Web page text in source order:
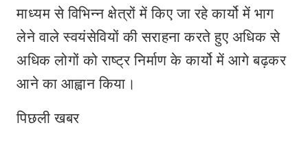
माध्यम से विभिन्न क्षेत्रों में किए जा रहे कार्यो में भाग
लेने वाले स्वयंसेवियों की सराहना करते हुए अधिक से
अधिक लोगों को राष्ट्र निर्माण के कार्यो में आगे बढ़कर
आने का आह्वान किया।
पिछली खबर